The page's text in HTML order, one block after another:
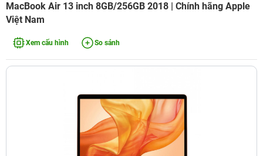
MacBook Air 13 inch 8GB/256GB 2018 | Chính hãng Apple
Việt Nam
Xem cấu hình So sánh